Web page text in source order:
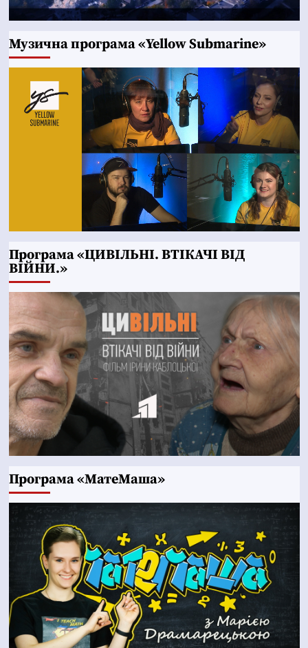
Музична програма «Yellow Submarine»
Програма «ЦИВІЛЬНІ. ВТІКАЧІ ВІД
ВІЙНИ.»
Програма «МатеМаша»